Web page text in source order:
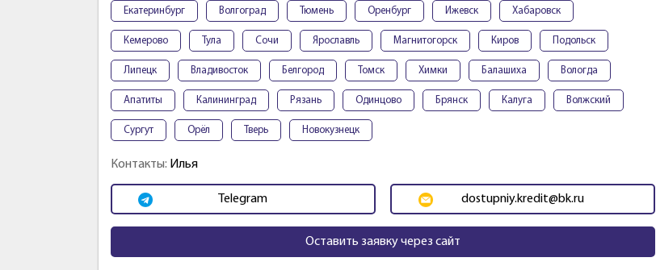
Екатеринбург Волгоград Тюмень Оренбург Ижевск Хабаровск
Кемерово Тула Сочи Ярославль Магнитогорск Киров Подольск
Липецк Владивосток Белгород Томск Химки Балашиха Вологда
Апатиты Калининград Рязань Одинцово Брянск Калуга Волжский
Сургут Орёл Тверь Новокузнецк
Контакты: Илья
Telegram dostupniy.kredit@bk.ru
Оставить заявку через сайт